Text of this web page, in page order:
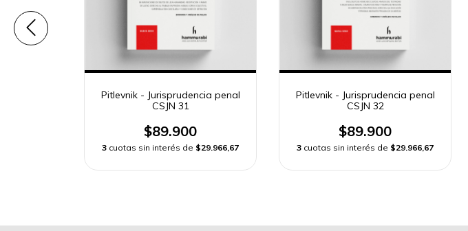
Pitlevnik - Jurisprudencia penal
CSJN 31
$89.900
3 cuotas sin interés de $29.966,67
Pitlevnik - Jurisprudencia penal
CSJN 32
$89.900
3 cuotas sin interés de $29.966,67